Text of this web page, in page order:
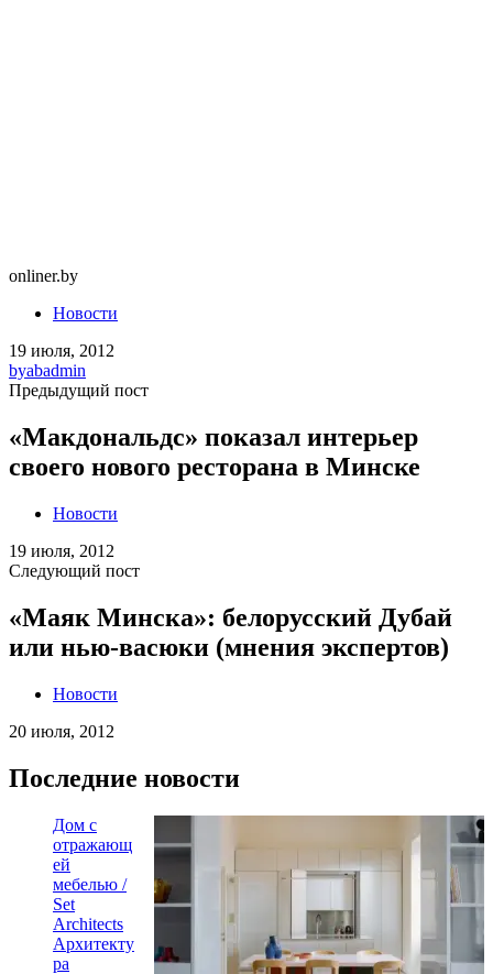
onliner.by
Новости
19 июля, 2012
byabadmin
Предыдущий пост
«Макдональдс» показал интерьер
своего нового ресторана в Минске
Новости
19 июля, 2012
Следующий пост
«Маяк Минска»: белорусский Дубай
или нью-васюки (мнения экспертов)
Новости
20 июля, 2012
Последние новости
Дом с
отражающ
ей
мебелью /
Set
Architects
Архитекту
ра